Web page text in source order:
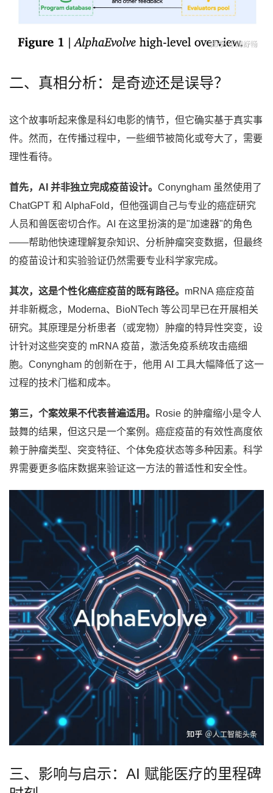
二、真相分析：是奇迹还是误导？
这个故事听起来像是科幻电影的情节，但它确实基于真实事
件。然而，在传播过程中，一些细节被简化或夸大了，需要
理性看待。
首先，AI 并非独立完成疫苗设计。 Conyngham 虽然使用了
ChatGPT 和 AlphaFold，但他强调自己与专业的癌症研究
人员和兽医密切合作。AI 在这里扮演的是"加速器"的角色
——帮助他快速理解复杂知识、分析肿瘤突变数据，但最终
的疫苗设计和实验验证仍然需要专业科学家完成。
其次，这是个性化癌症疫苗的既有路径。 mRNA 癌症疫苗
并非新概念，Moderna、BioNTech 等公司早已在开展相关
研究。其原理是分析患者（或宠物）肿瘤的特异性突变，设
计针对这些突变的 mRNA 疫苗，激活免疫系统攻击癌细
胞。Conyngham 的创新在于，他用 AI 工具大幅降低了这一
过程的技术门槛和成本。
第三，个案效果不代表普遍适用。
Rosie 的肿瘤缩小是令人
鼓舞的结果，但这只是一个案例。癌症疫苗的有效性高度依
赖于肿瘤类型、突变特征、个体免疫状态等多种因素。科学
界需要更多临床数据来验证这一方法的普适性和安全性。
三、影响与启示：AI 赋能医疗的里程碑